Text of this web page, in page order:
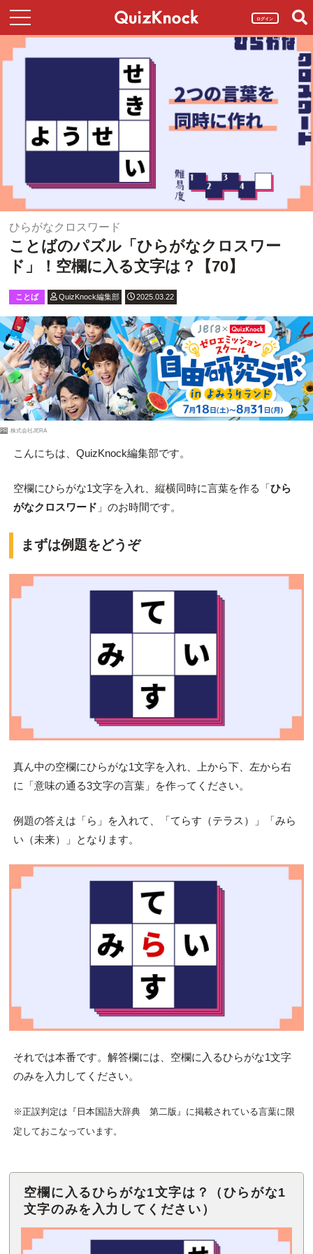
ログイン
ひらがなクロスワード
ことばのパズル「ひらがなクロスワー
ド」！空欄に入る文字は？【70】
ことば QuizKnock編集部 2025.03.22
PR 株式会社JERA
こんにちは、QuizKnock編集部です。
空欄にひらがな1文字を入れ、縦横同時に言葉を作る「ひら
がなクロスワード 」のお時間です。
まずは例題をどうぞ
真ん中の空欄にひらがな1文字を入れ、上から下、左から右
に「意味の通る3文字の言葉」を作ってください。
例題の答えは「ら」を入れて、「てらす（テラス）」「みら
い（未来）」となります。
それでは本番です。解答欄には、空欄に入るひらがな1文字
のみを入力してください。
※正誤判定は『日本国語大辞典 第二版』に掲載されている言葉に限
定しておこなっています。
空欄に入るひらがな1文字は？（ひらがな1
文字のみを入力してください）